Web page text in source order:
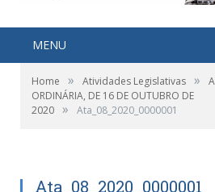
MENU
Home » Atividades Legislativas »
ORDINÁRIA, DE 16 DE OUTUBRO DE
2020 » Ata_08_2020_0000001
Ata_08_2020_0000001